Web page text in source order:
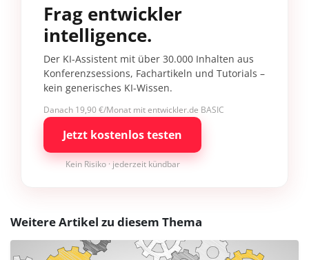
Frag entwickler
intelligence.
Der KI-Assistent mit über 30.000 Inhalten aus
Konferenzsessions, Fachartikeln und Tutorials –
kein generisches KI-Wissen.
Danach 19,90 €/Monat mit entwickler.de BASIC
Jetzt kostenlos testen
Kein Risiko · jederzeit kündbar
Weitere Artikel zu diesem Thema